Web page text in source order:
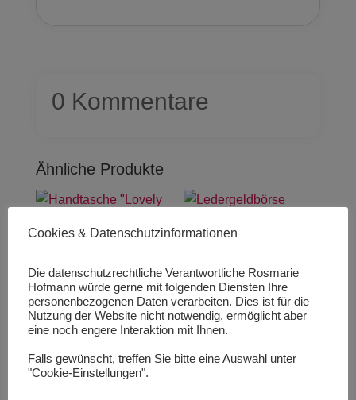
0 Kommentare
Ähnliche Produkte
BAG – LION“
129,00 €
129,00€ /Stück
zzgl.Versandkosten
KOMPACT – ROOF
69,00€
69,00€/
Cookies & Datenschutzinformationen
Die datenschutzrechtliche Verantwortliche Rosmarie
Hofmann würde gerne mit folgenden Diensten Ihre
personenbezogenen Daten verarbeiten. Dies ist für die
Nutzung der Website nicht notwendig, ermöglicht aber
eine noch engere Interaktion mit Ihnen.
Falls gewünscht, treffen Sie bitte eine Auswahl unter
"Cookie-Einstellungen".